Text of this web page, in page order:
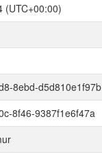
(UTC+00:00)
8ebd-d5d810e1f97b
8f46-9387f1e6f47a